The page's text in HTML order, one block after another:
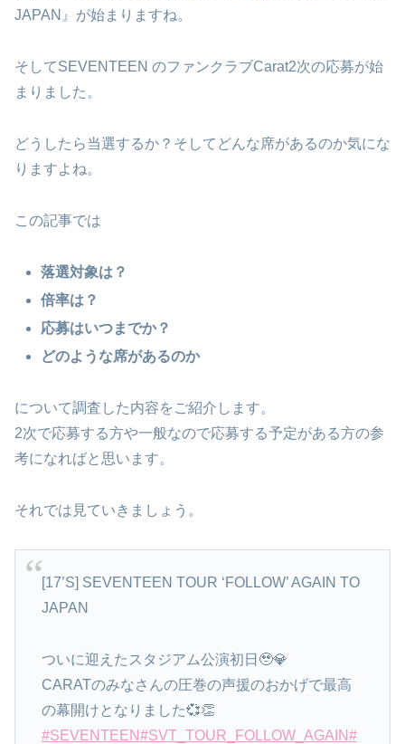
JAPAN』が始まりますね。
そしてSEVENTEEN のファンクラブCarat2次の応募が始
まりました。
どうしたら当選するか？そしてどんな席があるのか気にな
りますよね。
この記事では
落選対象は？
倍率は？
応募はいつまでか？
どのような席があるのか
について調査した内容をご紹介します。
2次で応募する方や一般なので応募する予定がある方の参
考になればと思います。
それでは見ていきましょう。
[17’S] SEVENTEEN TOUR ‘FOLLOW’ AGAIN TO
JAPAN
ついに迎えたスタジアム公演初日🥹💎
CARATのみなさんの圧巻の声援のおかげで最高
の幕開けとなりました💞👏
#SEVENTEEN#SVT_TOUR_FOLLOW_AGAIN#